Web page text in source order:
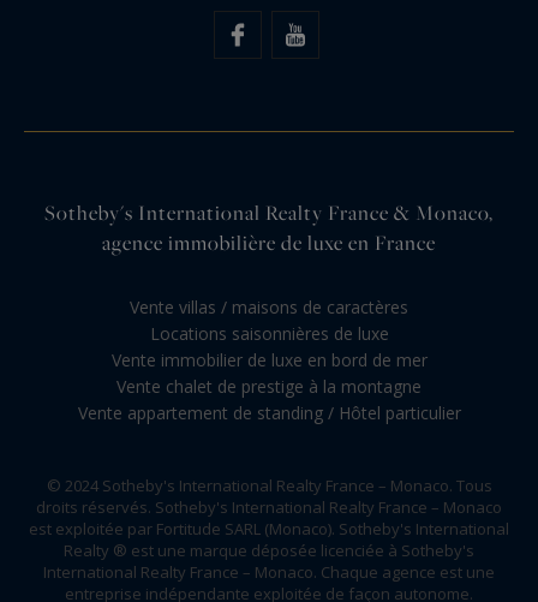
Sotheby's International Realty France & Monaco,
agence immobilière de luxe en France
Vente villas / maisons de caractères
Locations saisonnières de luxe
Vente immobilier de luxe en bord de mer
Vente chalet de prestige à la montagne
Vente appartement de standing / Hôtel particulier
© 2024 Sotheby's International Realty France – Monaco. Tous
droits réservés. Sotheby's International Realty France – Monaco
est exploitée par Fortitude SARL (Monaco). Sotheby's International
Realty ® est une marque déposée licenciée à Sotheby's
International Realty France – Monaco. Chaque agence est une
entreprise indépendante exploitée de façon autonome.